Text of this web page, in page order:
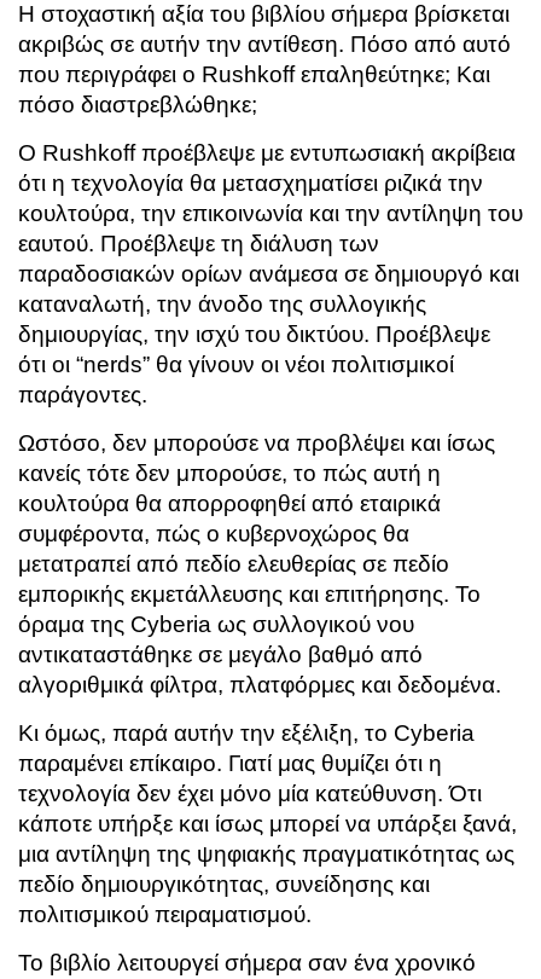
Η στοχαστική αξία του βιβλίου σήμερα βρίσκεται
ακριβώς σε αυτήν την αντίθεση. Πόσο από αυτό
που περιγράφει ο Rushkoff επαληθεύτηκε; Και
πόσο διαστρεβλώθηκε;
Ο Rushkoff προέβλεψε με εντυπωσιακή ακρίβεια
ότι η τεχνολογία θα μετασχηματίσει ριζικά την
κουλτούρα, την επικοινωνία και την αντίληψη του
εαυτού. Προέβλεψε τη διάλυση των
παραδοσιακών ορίων ανάμεσα σε δημιουργό και
καταναλωτή, την άνοδο της συλλογικής
δημιουργίας, την ισχύ του δικτύου. Προέβλεψε
ότι οι “nerds” θα γίνουν οι νέοι πολιτισμικοί
παράγοντες.
Ωστόσο, δεν μπορούσε να προβλέψει και ίσως
κανείς τότε δεν μπορούσε, το πώς αυτή η
κουλτούρα θα απορροφηθεί από εταιρικά
συμφέροντα, πώς ο κυβερνοχώρος θα
μετατραπεί από πεδίο ελευθερίας σε πεδίο
εμπορικής εκμετάλλευσης και επιτήρησης. Το
όραμα της Cyberia ως συλλογικού νου
αντικαταστάθηκε σε μεγάλο βαθμό από
αλγοριθμικά φίλτρα, πλατφόρμες και δεδομένα.
Κι όμως, παρά αυτήν την εξέλιξη, το Cyberia
παραμένει επίκαιρο. Γιατί μας θυμίζει ότι η
τεχνολογία δεν έχει μόνο μία κατεύθυνση. Ότι
κάποτε υπήρξε και ίσως μπορεί να υπάρξει ξανά,
μια αντίληψη της ψηφιακής πραγματικότητας ως
πεδίο δημιουργικότητας, συνείδησης και
πολιτισμικού πειραματισμού.
Το βιβλίο λειτουργεί σήμερα σαν ένα χρονικό